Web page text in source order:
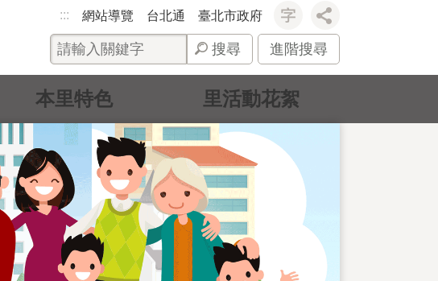
::: 網站導覽 台北通 臺北市政府
搜尋 進階搜尋
本里特色 里活動花絮